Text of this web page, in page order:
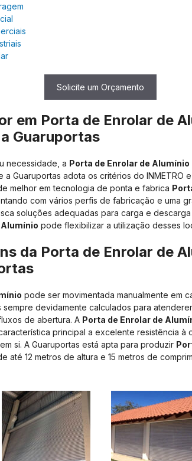
Solicite um Orçamento
em Porta de Enrolar de
Guaruportas
necessidade, a Porta de Enrolar de Alumínio
Guaruportas adota os critérios do INMETRO
melhor em tecnologia de ponta e fabrica
com vários perfis de fabricação e uma
soluções adequadas para carga e
pode flexibilizar a utilização desses
da Porta de Enrolar de
pode ser movimentada manualmente em
devidamente calculados para
de abertura. A Porta de Enrolar de
principal a excelente resistência à
si. A Guaruportas está apta para produzir
até 12 metros de altura e 15 metros de